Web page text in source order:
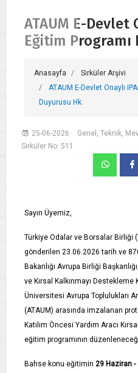
ATAUM E-Devlet
Eğitim Programı
Anasayfa
Sirküler Arşivi
ATAUM E-Devlet Onaylı
Duyurusu Hk.
25-06-2026 Genel, Teknik,
Sirküler No: 511
Sayın Üyemiz,
Türkiye Odalar ve Borsalar Birliği
gönderilen 23.06.2026 tarih ve
Bakanlığı Avrupa Birliği
ve Kırsal Kalkınmayı Destekleme
Üniversitesi Avrupa Toplulukları
(ATAUM) arasında imzalanan
Katılım Öncesi Yardım Aracı
eğitim programının
Bahse konu eğitimin 29 Haziran